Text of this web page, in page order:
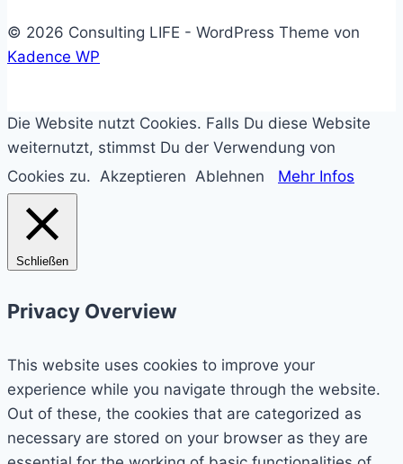
© 2026 Consulting LIFE - WordPress Theme von
Kadence WP
Die Website nutzt Cookies. Falls Du diese Website
weiternutzt, stimmst Du der Verwendung von
Cookies zu. Akzeptieren Ablehnen Mehr Infos
Schließen
Privacy Overview
This website uses cookies to improve your
experience while you navigate through the website.
Out of these, the cookies that are categorized as
necessary are stored on your browser as they are